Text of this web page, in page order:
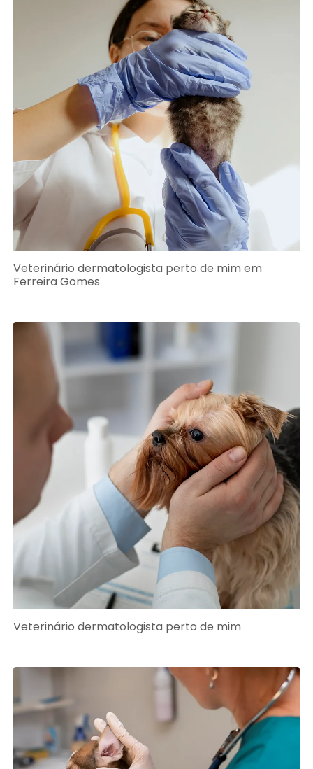
Veterinário dermatologista perto de mim em
Ferreira Gomes
Veterinário dermatologista perto de mim